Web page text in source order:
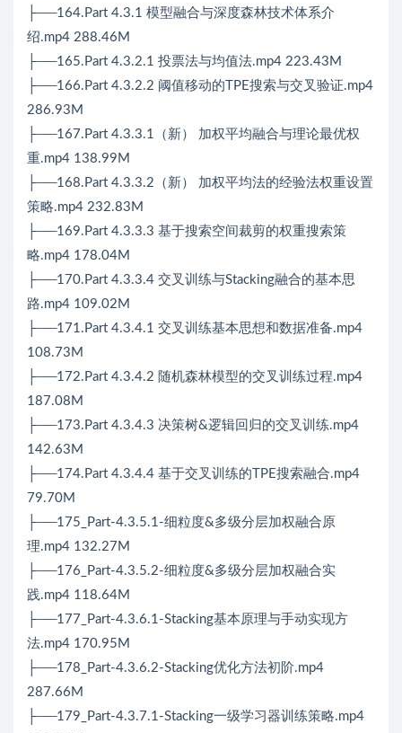
├──164.Part 4.3.1 模型融合与深度森林技术体系介
绍.mp4 288.46M
├──165.Part 4.3.2.1 投票法与均值法.mp4 223.43M
├──166.Part 4.3.2.2 阈值移动的TPE搜索与交叉验证.mp4
286.93M
├──167.Part 4.3.3.1（新） 加权平均融合与理论最优权
重.mp4 138.99M
├──168.Part 4.3.3.2（新） 加权平均法的经验法权重设置
策略.mp4 232.83M
├──169.Part 4.3.3.3 基于搜索空间裁剪的权重搜索策
略.mp4 178.04M
├──170.Part 4.3.3.4 交叉训练与Stacking融合的基本思
路.mp4 109.02M
├──171.Part 4.3.4.1 交叉训练基本思想和数据准备.mp4
108.73M
├──172.Part 4.3.4.2 随机森林模型的交叉训练过程.mp4
187.08M
├──173.Part 4.3.4.3 决策树&逻辑回归的交叉训练.mp4
142.63M
├──174.Part 4.3.4.4 基于交叉训练的TPE搜索融合.mp4
79.70M
├──175_Part-4.3.5.1-细粒度&多级分层加权融合原
理.mp4 132.27M
├──176_Part-4.3.5.2-细粒度&多级分层加权融合实
践.mp4 118.64M
├──177_Part-4.3.6.1-Stacking基本原理与手动实现方
法.mp4 170.95M
├──178_Part-4.3.6.2-Stacking优化方法初阶.mp4
287.66M
├──179_Part-4.3.7.1-Stacking一级学习器训练策略.mp4